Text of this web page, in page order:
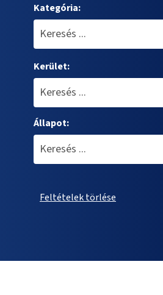
Kategória:
Kerület:
Állapot:
Feltételek törlése